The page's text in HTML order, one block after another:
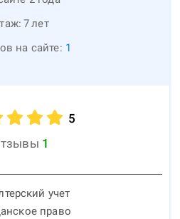
7лет
на сайте: 1
5
1
учет
право